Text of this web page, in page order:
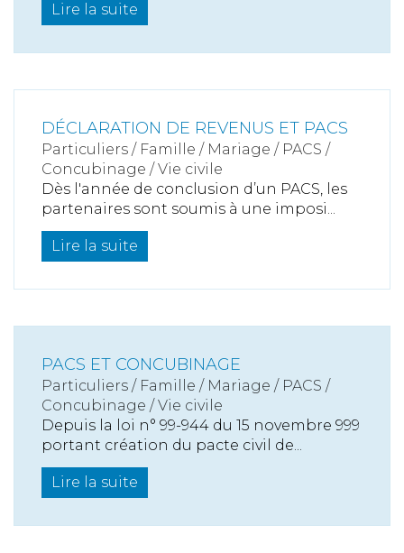
Lire la suite
DÉCLARATION DE REVENUS ET PACS
Particuliers / Famille / Mariage / PACS /
Concubinage / Vie civile
Dès l'année de conclusion d’un PACS, les
partenaires sont soumis à une imposi...
Lire la suite
PACS ET CONCUBINAGE
Particuliers / Famille / Mariage / PACS /
Concubinage / Vie civile
Depuis la loi n° 99-944 du 15 novembre 999
portant création du pacte civil de...
Lire la suite